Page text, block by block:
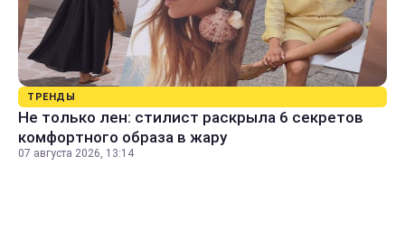
ТРЕНДЫ
Не только лен: стилист раскрыла 6 секретов
комфортного образа в жару
07 августа 2026, 13:14